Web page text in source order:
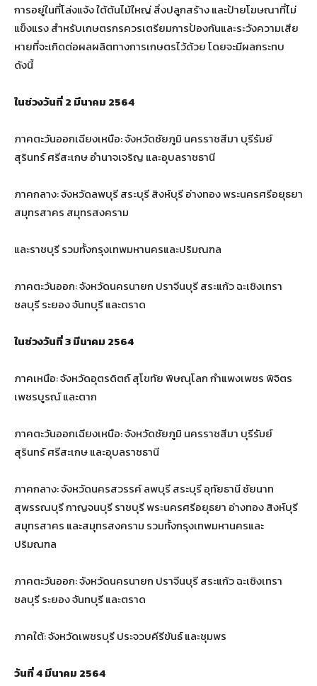
การอยู่ในที่โล่งแจ้ง ใต้ต้นไม้ใหญ่ สิ่งปลูกสร้าง และป้ายโฆษณาที่ไม่
แข็งแรง สำหรับเกษตรกรควรเตรียมการป้องกันและระวังความเสีย
หายที่จะเกิดต่อผลผลิตทางการเกษตรไว้ด้วย โดยจะมีผลกระทบ
ดังนี้
ในช่วงวันที่ 2 มีนาคม 2564
ภาคตะวันออกเฉียงเหนือ: จังหวัดชัยภูมิ นครราชสีมา บุรีรัมย์
สุรินทร์ ศรีสะเกษ อำนาจเจริญ และอุบลราชธานี
ภาคกลาง: จังหวัดลพบุรี สระบุรี สิงห์บุรี อ่างทอง พระนครศรีอยุธยา
สมุทรสาคร สมุทรสงคราม
และราชบุรี รวมทั้งกรุงเทพมหานครและปริมณฑล
ภาคตะวันออก: จังหวัดนครนายก ปราจีนบุรี สระแก้ว ฉะเชิงเทรา
ชลบุรี ระยอง จันทบุรี และตราด
ในช่วงวันที่ 3 มีนาคม 2564
ภาคเหนือ: จังหวัดอุตรดิตถ์ สุโขทัย พิษณุโลก กำแพงเพชร พิจิตร
เพชรบูรณ์ และตาก
ภาคตะวันออกเฉียงเหนือ: จังหวัดชัยภูมิ นครราชสีมา บุรีรัมย์
สุรินทร์ ศรีสะเกษ และอุบลราชธานี
ภาคกลาง: จังหวัดนครสวรรค์ ลพบุรี สระบุรี อุทัยธานี ชัยนาท
สุพรรณบุรี กาญจนบุรี ราชบุรี พระนครศรีอยุธยา อ่างทอง สิงห์บุรี
สมุทรสาคร และสมุทรสงคราม รวมทั้งกรุงเทพมหานครและ
ปริมณฑล
ภาคตะวันออก: จังหวัดนครนายก ปราจีนบุรี สระแก้ว ฉะเชิงเทรา
ชลบุรี ระยอง จันทบุรี และตราด
ภาคใต้: จังหวัดเพชรบุรี ประจวบคีรีขันธ์ และชุมพร
วันที่ 4 มีนาคม 2564